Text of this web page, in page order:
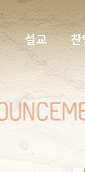
설교 찬